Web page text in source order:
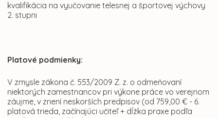
kvalifikácia na vyučovanie telesnej a športovej výchovy
2. stupni
Platové podmienky:
V zmysle zákona č. 553/2009 Z. z. o odmeňovaní
niektorých zamestnancov pri výkone práce vo verejnom
záujme, v znení neskorších predpisov (od 759,00 € - 6.
platová trieda, začínajúci učiteľ + dĺžka praxe podľa